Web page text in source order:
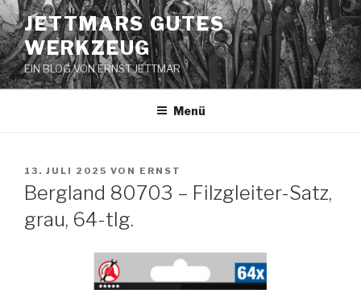
Zum
Inhalt
springen
JETTMARS GUTES
WERKZEUG
EIN BLOG VON ERNST JETTMAR
Menü
VERÖFFENTLICHT
AM
13. JULI 2025 VON ERNST
Bergland 80703 – Filzgleiter-Satz,
grau, 64-tlg.